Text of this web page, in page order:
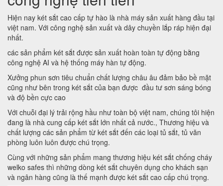
Hiện nay két sắt cao cấp tự hào là nhà máy sản xuất hàng đầu tại
việt nam. Với công nghệ sản xuất và dây chuyền lắp ráp hiện đại
nhất.
các sản phẩm két sắt được sản xuất hoàn toàn tự động bằng
công nghệ AI và hệ thống máy hàn tự động.
Xưởng phun sơn tiêu chuẩn chất lượng châu âu đảm bảo bề mặt
cũng như bên trong két sắt của bạn được đầu tư sơn sáng bóng
và độ bền cực cao
Với chuỗi đại lý trải rộng hầu như toàn bộ việt nam, chúng tôi hiện
đang là nhà cung cấp két sắt lớn nhất cả nước., Thương hiệu và
chất lượng các sản phẩm từ két sắt đến các loại tủ sắt, tủ văn
phòng luôn luôn được chú trọng.
Cùng với những sản phẩm mang thương hiệu két sắt chống cháy
welko safes thì những dòng két sắt chuyên dụng cho khách sạn
và ngân hàng cũng là thế mạnh được két sắt cao cấp chú trọng.